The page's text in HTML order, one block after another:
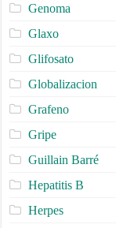
Genoma
Glaxo
Glifosato
Globalizacion
Grafeno
Gripe
Guillain Barré
Hepatitis B
Herpes